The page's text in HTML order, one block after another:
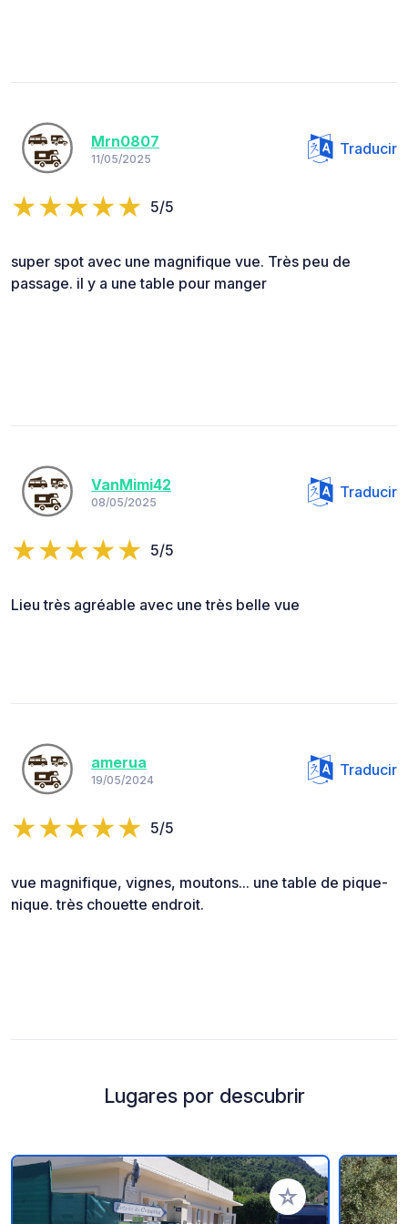
Mrn0807
11/05/2025
Traducir
5/5
super spot avec une magnifique vue. Très peu de
passage. il y a une table pour manger
VanMimi42
08/05/2025
Traducir
5/5
Lieu très agréable avec une très belle vue
amerua
19/05/2024
Traducir
5/5
vue magnifique, vignes, moutons... une table de pique-
nique. très chouette endroit.
Lugares por descubrir